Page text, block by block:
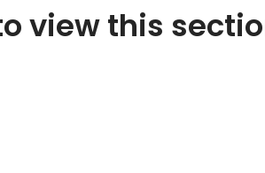
view this